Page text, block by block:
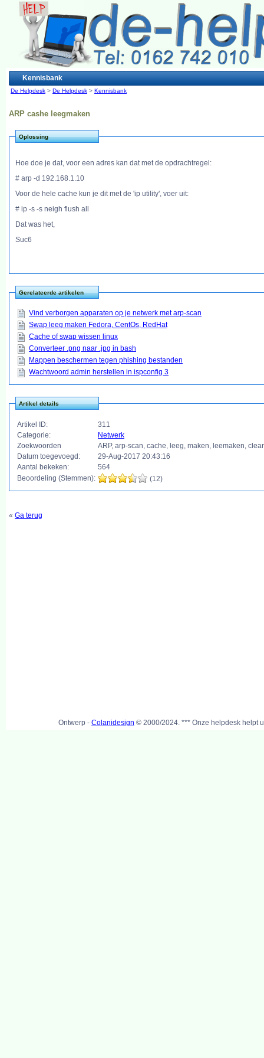
Kennisbank
De Helpdesk > De Helpdesk > Kennisbank
ARP cashe leegmaken
Oplossing
Hoe doe je dat, voor een adres kan dat met de opdrachtregel:
# arp -d 192.168.1.10
Voor de hele cache kun je dit met de 'ip utility', voer uit:
# ip -s -s neigh flush all
Dat was het,
Suc6
Gerelateerde artikelen
Vind verborgen apparaten op je netwerk met arp-scan
Swap leeg maken Fedora, CentOs, RedHat
Cache of swap wissen linux
Converteer .png naar .jpg in bash
Mappen beschermen tegen phishing bestanden
Wachtwoord admin herstellen in ispconfig 3
Artikel details
Artikel ID:
311
Categorie:
Netwerk
Zoekwoorden
ARP, arp-scan, cache, leeg, maken, leemaken,
Datum toegevoegd:
29-Aug-2017 20:43:16
Aantal bekeken:
564
Beoordeling (Stemmen):
(12)
« Ga terug
Ontwerp - Colanidesign © 2000/2024. *** Onze helpdesk helpt